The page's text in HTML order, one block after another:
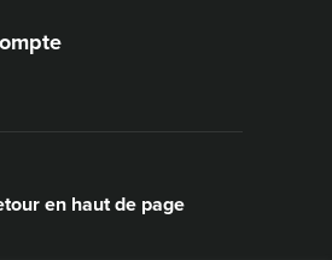
en haut de page